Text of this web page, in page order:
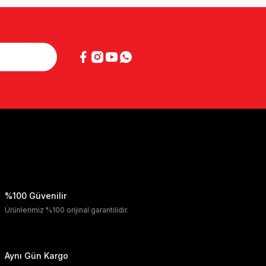
%100 Güvenilir
Ürünlerimiz %100 orijinal garantilidir.
Aynı Gün Kargo